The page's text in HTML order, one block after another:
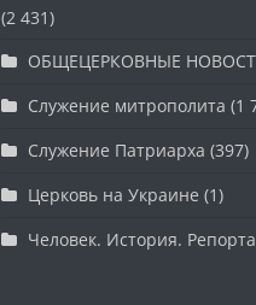
(2 431)
ОБЩЕЦЕРКОВНЫЕ
Служение митрополита (1
Служение Патриарха (397)
Церковь на Украине (1)
Человек. История.